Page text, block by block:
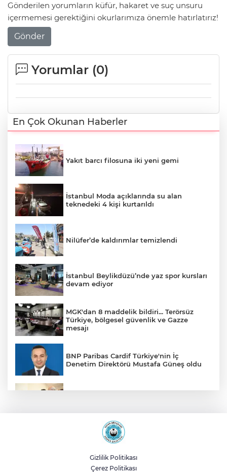
Gönderilen yorumların küfür, hakaret ve suç unsuru
içermemesi gerektiğini okurlarımıza önemle hatırlatırız!
Gönder
Yorumlar (0)
En Çok Okunan Haberler
Yakıt barcı filosuna iki yeni gemi
İstanbul Moda açıklarında su alan
teknedeki 4 kişi kurtarıldı
Nilüfer’de kaldırımlar temizlendi
İstanbul Beylikdüzü’nde yaz spor kursları
devam ediyor
MGK'dan 8 maddelik bildiri... Terörsüz
Türkiye, bölgesel güvenlik ve Gazze
mesajı
BNP Paribas Cardif Türkiye'nin İç
Denetim Direktörü Mustafa Güneş oldu
Sakarya’da ücretsiz doğalgaza
kavuşacaklar
Gizlilik Politikası
Çerez Politikası